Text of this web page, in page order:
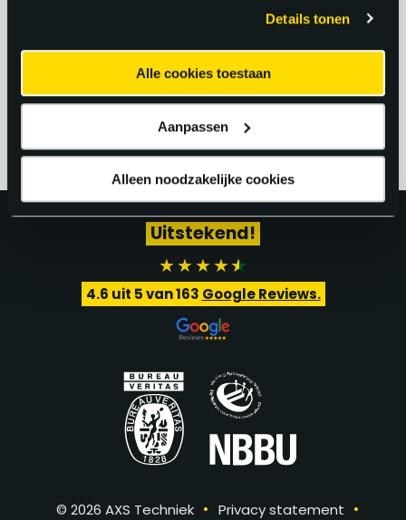
Details tonen
Alle cookies toestaan
Aanpassen
Alleen noodzakelijke cookies
beide kanten zorgen we voor een mooi
met je nieuwe baan!
Uitstekend!
4.6 uit 5 van163 Google Reviews.
© 2026 AXS Techniek • Privacy statement •